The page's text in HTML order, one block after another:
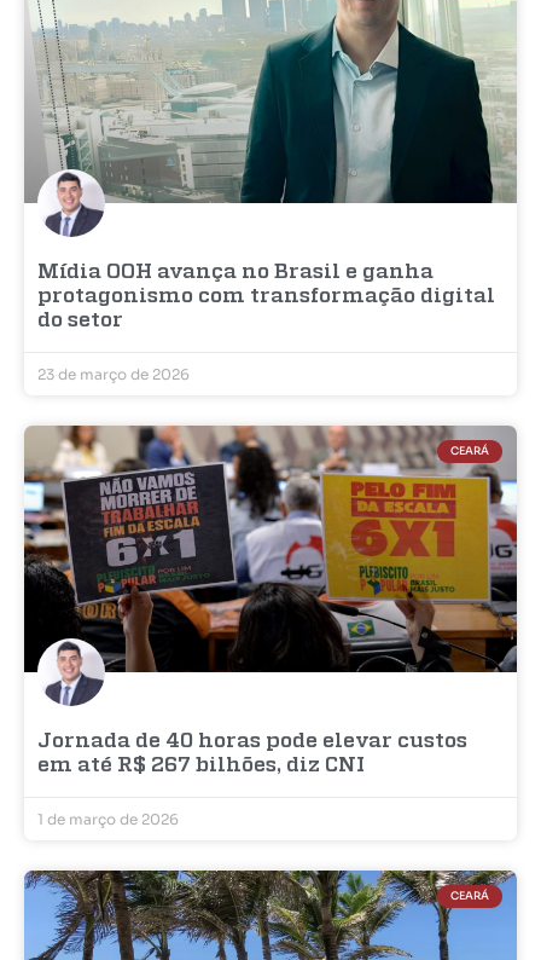
Mídia OOH avança no Brasil e ganha
protagonismo com transformação digital
do setor
23 de março de 2026
CEARÁ
Jornada de 40 horas pode elevar custos
em até R$ 267 bilhões, diz CNI
1 de março de 2026
CEARÁ